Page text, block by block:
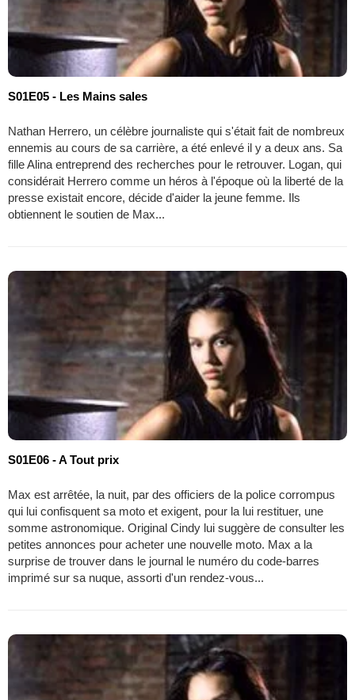
S01E05 - Les Mains sales
Nathan Herrero, un célèbre journaliste qui s'était fait de nombreux
ennemis au cours de sa carrière, a été enlevé il y a deux ans. Sa
fille Alina entreprend des recherches pour le retrouver. Logan, qui
considérait Herrero comme un héros à l'époque où la liberté de la
presse existait encore, décide d'aider la jeune femme. Ils
obtiennent le soutien de Max...
S01E06 - A Tout prix
Max est arrêtée, la nuit, par des officiers de la police corrompus
qui lui confisquent sa moto et exigent, pour la lui restituer, une
somme astronomique. Original Cindy lui suggère de consulter les
petites annonces pour acheter une nouvelle moto. Max a la
surprise de trouver dans le journal le numéro du code-barres
imprimé sur sa nuque, assorti d'un rendez-vous...